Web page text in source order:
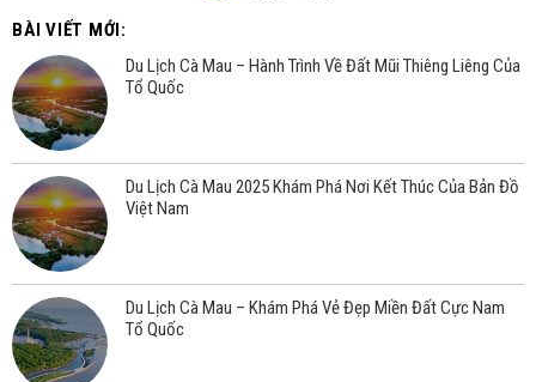
BÀI VIẾT MỚI:
Du Lịch Cà Mau – Hành Trình Về Đất Mũi Thiêng Liêng Của
Tổ Quốc
Du Lịch Cà Mau 2025 Khám Phá Nơi Kết Thúc Của Bản Đồ
Việt Nam
Du Lịch Cà Mau – Khám Phá Vẻ Đẹp Miền Đất Cực Nam
Tổ Quốc